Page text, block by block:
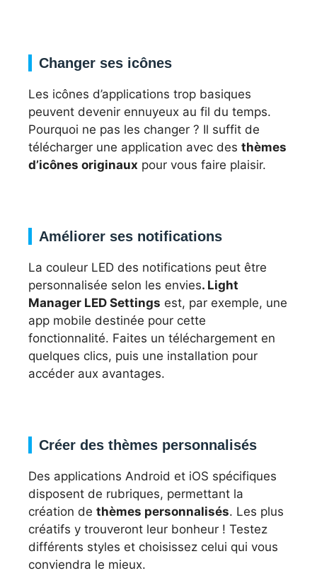
Changer ses icônes
Les icônes d’applications trop basiques
peuvent devenir ennuyeux au fil du temps.
Pourquoi ne pas les changer ? Il suffit de
télécharger une application avec des thèmes
d’icônes originaux pour vous faire plaisir.
Améliorer ses notifications
La couleur LED des notifications peut être
personnalisée selon les envies. Light
Manager LED Settings est, par exemple, une
app mobile destinée pour cette
fonctionnalité. Faites un téléchargement en
quelques clics, puis une installation pour
accéder aux avantages.
Créer des thèmes personnalisés
Des applications Android et iOS spécifiques
disposent de rubriques, permettant la
création de thèmes personnalisés. Les plus
créatifs y trouveront leur bonheur ! Testez
différents styles et choisissez celui qui vous
conviendra le mieux.